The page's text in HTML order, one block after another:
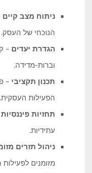
ניתוח מצב קיים
הנוכחי של העסק.
הגדרת יעדים –
וברות-מדידה.
תכנון תקציבי –
הפעילות העסקית.
תחזיות פיננסיות
עתידיות.
ניהול תזרים
מזומנים